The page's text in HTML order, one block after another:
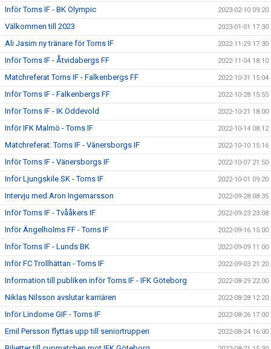
Inför Torns IF - BK Olympic 2023-02-10 09:20
Välkommen till 2023 2023-01-01 17:30
Ali Jasim ny tränare för Torns IF 2022-11-29 17:30
Inför Torns IF - Åtvidabergs FF 2022-11-04 18:10
Matchreferat Torns IF - Falkenbergs FF 2022-10-31 15:04
Inför Torns IF - Falkenbergs FF 2022-10-28 15:55
Inför Torns IF - IK Oddevold 2022-10-21 18:00
Inför IFK Malmö - Torns IF 2022-10-14 08:12
Matchreferat: Torns IF - Vänersborgs IF 2022-10-10 15:16
Inför Torns IF - Vänersborgs IF 2022-10-07 21:50
Inför Ljungskile SK - Torns IF 2022-10-01 09:20
Intervju med Aron Ingemarsson 2022-09-28 08:35
Inför Torns IF - Tvååkers IF 2022-09-23 23:08
Inför Ängelholms FF - Torns IF 2022-09-16 15:00
Inför Torns IF - Lunds BK 2022-09-09 11:00
Inför FC Trollhättan - Torns IF 2022-09-03 21:20
Information till publiken inför Torns IF - IFK Göteborg 2022-08-29 22:00
Niklas Nilsson avslutar karriären 2022-08-28 12:20
Inför Lindome GIF - Torns IF 2022-08-26 17:00
Emil Persson flyttas upp till seniortruppen 2022-08-24 16:00